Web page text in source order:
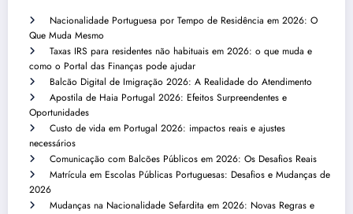
Nacionalidade Portuguesa por Tempo de Residência em 2026: O
Que Muda Mesmo
Taxas IRS para residentes não habituais em 2026: o que muda e
como o Portal das Finanças pode ajudar
Balcão Digital de Imigração 2026: A Realidade do Atendimento
Apostila de Haia Portugal 2026: Efeitos Surpreendentes e
Oportunidades
Custo de vida em Portugal 2026: impactos reais e ajustes
necessários
Comunicação com Balcões Públicos em 2026: Os Desafios Reais
Matrícula em Escolas Públicas Portuguesas: Desafios e Mudanças de
2026
Mudanças na Nacionalidade Sefardita em 2026: Novas Regras e